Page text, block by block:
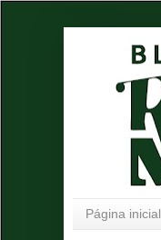
Página inicial